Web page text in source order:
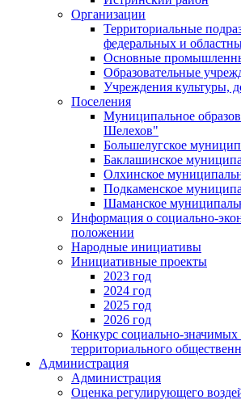
Организации
Территориальные
федеральных и
Основные
Образовательные
Учреждения культуры,
Поселения
Муниципальное
Шелехов"
Большелугское
Баклашинское
Олхинское
Подкаменское
Шаманское
Информация о социально-
положении
Народные инициативы
Инициативные проекты
2023 год
2024 год
2025 год
2026 год
Конкурс социально-значимых
территориального
Администрация
Администрация
Оценка регулирующего